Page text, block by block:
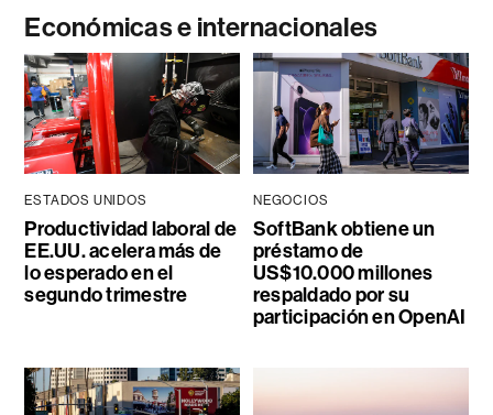
Económicas e internacionales
ESTADOS UNIDOS
Productividad laboral de
EE.UU. acelera más de
lo esperado en el
segundo trimestre
NEGOCIOS
SoftBank obtiene un
préstamo de
US$10.000 millones
respaldado por su
participación en OpenAI